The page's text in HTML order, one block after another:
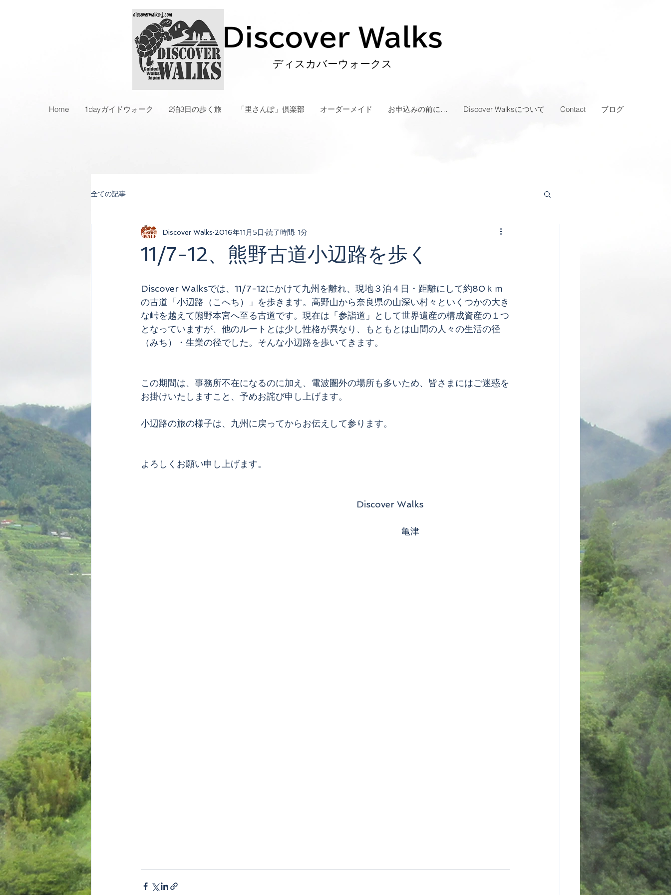
Discover Walks
ディスカバーウォークス
Home 1dayガイドウォーク 2泊3日の歩く旅 「里さんぽ」倶楽部 オーダーメイド お申込みの前に… Discover Walksについて Contact ブログ
全ての記事
11/7-12、熊野古道小辺路を歩く
Discover Walks 2016年11月5日 読了時間: 1分
Discover Walksでは、11/7-12にかけて九州を離れ、現地３泊４日・距離にして約80ｋｍ
の古道「小辺路（こへち）」を歩きます。高野山から奈良県の山深い村々といくつかの大き
な峠を越えて熊野本宮へ至る古道です。現在は「参詣道」として世界遺産の構成資産の１つ
となっていますが、他のルートとは少し性格が異なり、もともとは山間の人々の生活の径
（みち）・生業の径でした。そんな小辺路を歩いてきます。
この期間は、事務所不在になるのに加え、電波圏外の場所も多いため、皆さまにはご迷惑を
お掛けいたしますこと、予めお詫び申し上げます。
小辺路の旅の様子は、九州に戻ってからお伝えして参ります。
よろしくお願い申し上げます。
Discover Walks
亀津